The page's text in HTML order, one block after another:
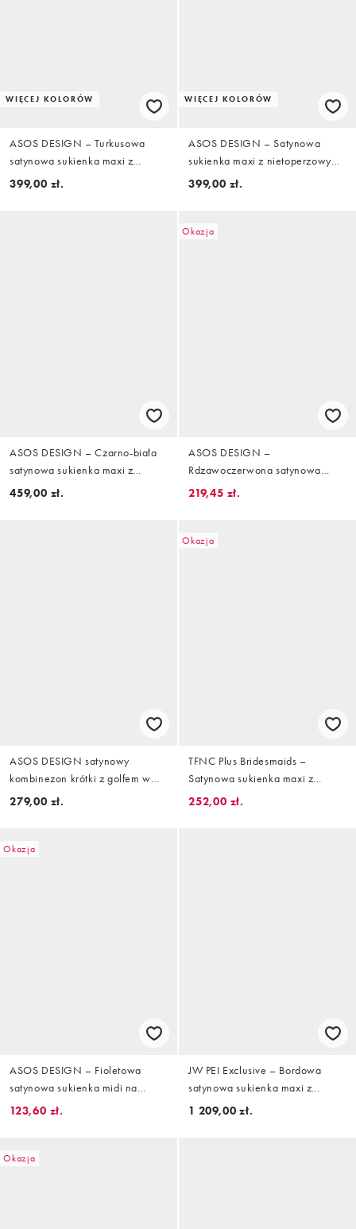
WIĘCEJ KOLORÓW
ASOS DESIGN – Turkusowa
satynowa sukienka maxi z
zabudowanym dekoltem i
399,00 zł.
WIĘCEJ KOLORÓW
ASOS DESIGN – Satynowa
sukienka maxi z nietoperzowymi
rękawami w kolorze
399,00 zł.
ASOS DESIGN – Czarno-biała
satynowa sukienka maxi z
rozcięciem na rękawie i szalem
459,00 zł.
Okazja
ASOS DESIGN –
Rdzawoczerwona satynowa
sukienka maxi cięta ze skosu z
219,45 zł.
ASOS DESIGN satynowy
kombinezon krótki z golfem w
kolorze khaki
279,00 zł.
Okazja
TFNC Plus Bridesmaids –
Satynowa sukienka maxi z
długimi rękawami w zgaszonym
252,00 zł.
Okazja
ASOS DESIGN – Fioletowa
satynowa sukienka midi na
ramiączkach w kwiatowy wzór z
123,60 zł.
JW PEI Exclusive – Bordowa
satynowa sukienka maxi z
pelerynowymi rękawami i
1 209,00 zł.
Okazja